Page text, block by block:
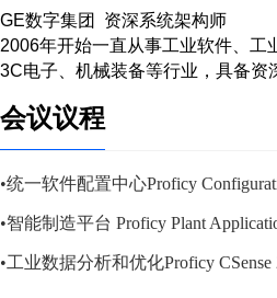
GE数字集团 资深系统架构师
2006年开始一直从事工业软件、工
3C电子、机械装备等行业，具备
会议议程
•统一软件配置中心Proficy
•智能制造平台 Proficy Plant
•工业数据分析和优化Proficy CSense